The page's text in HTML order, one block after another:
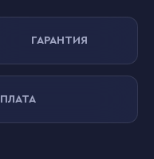
ГАРАНТИЯ